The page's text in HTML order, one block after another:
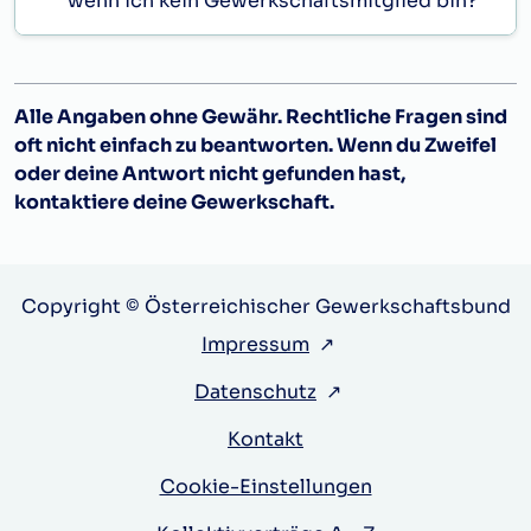
Berufsjahr
1. 2. 2026
3.
2.377,50
5.
2.482,00
7.
2.591,50
13.
2.852,50
Alle Angaben ohne Gewähr. Rechtliche Fragen sind
oft nicht einfach zu beantworten. Wenn du Zweifel
oder deine Antwort nicht gefunden hast,
kontaktiere deine Gewerkschaft.
Copyright © Österreichischer Gewerkschaftsbund
Impressum ↗
Datenschutz ↗
Kontakt
Cookie-Einstellungen